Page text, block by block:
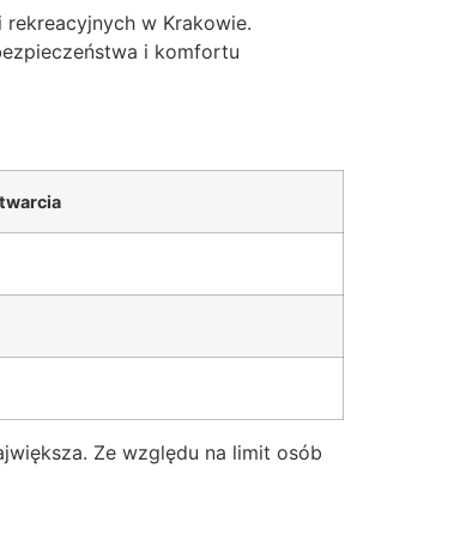
w Krakowie.
i komfortu
Ze względu na limit osób